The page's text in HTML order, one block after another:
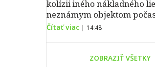
kolízii iného nákladného
neznámym objektom
Čítať viac | 14:48
ZOBRAZIŤ VŠETKY